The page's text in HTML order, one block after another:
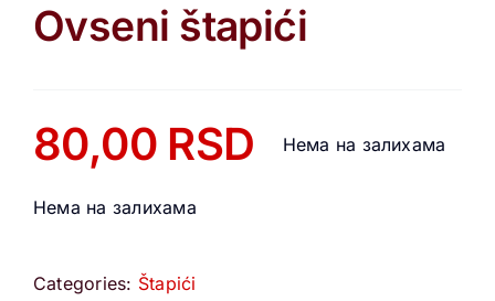
Ovseni štapići
80,00 RSD Нема на залихама
Нема на залихама
Categories: Štapići